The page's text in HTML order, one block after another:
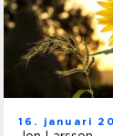
16. januari